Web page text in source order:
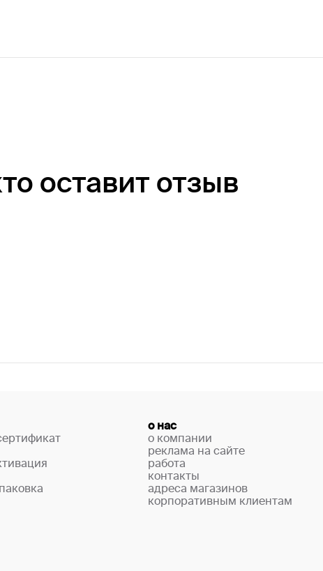
оставит отзыв
о нас
о компании
реклама на сайте
работа
контакты
адреса магазинов
корпоративным клиентам